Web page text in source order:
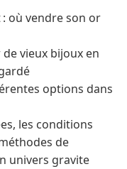
où vendre son or
vieux bijoux en
options dans
les conditions
de
univers gravite